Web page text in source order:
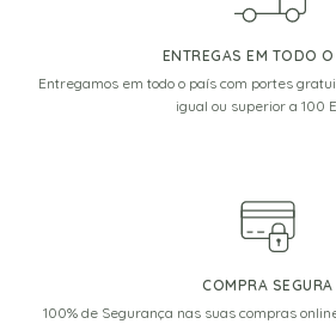
ENTREGAS EM TODO
Entregamos em todo o país com portes
igual ou superior a 100
COMPRA SEGURA
100% de Segurança nas suas compras